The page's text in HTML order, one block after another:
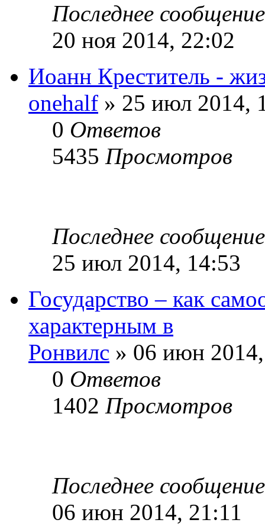
Последнее
20 ноя 2014, 22:02
Иоанн Креститель -
onehalf » 25 июл 2014,
0 Ответов
5435 Просмотров
Последнее
25 июл 2014, 14:53
Государство – как
характерным в
Ронвилс » 06 июн
0 Ответов
1402 Просмотров
Последнее
06 июн 2014, 21:11